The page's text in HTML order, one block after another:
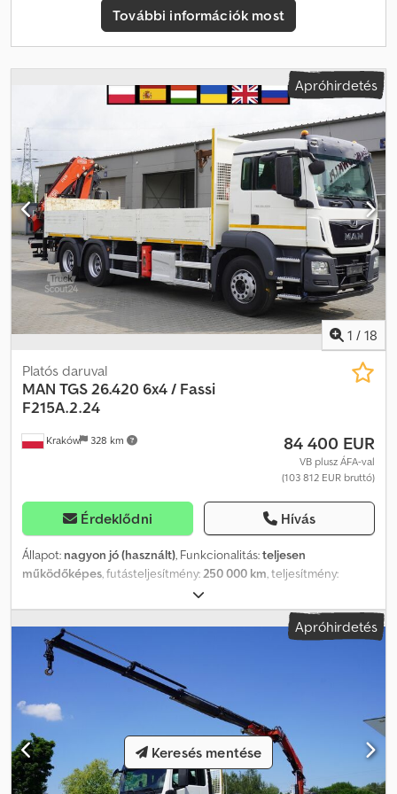
Dcjdpfxezrw Sxo Af Rsk Plató Hossza 670 cm Nappali kabin
Légkondicionáló Automata sebességváltó Rádió Tolatókamera
Differenciálzár Tempomat Az autót egy MAN szalonban vásárolták
További információk most
Apróhirdetés
1 / 18
Kraków 328 km
Platós daruval
MAN TGS 26.420 6x4 / Fassi
F215A.2.24
84 400 EUR
VB plusz ÁFA-val
(103 812 EUR bruttó)
Érdeklődni Hívás
Állapot: nagyon jó (használt), Funkcionalitás:teljesen
működőképes, futásteljesítmény:250 000 km, teljesítmény:
, üzemanyagtípus:
kg, maximális teherbírás:10 590 kg, össztömeg:26 000 kg, szín:
fehér, vezetőfülke:nappali fülke, hajtástípus:automata,
kibocsátási osztály:
hossza:
6 720 mm, rakodótér szélesség:
570 mm, Gyártási év:
differenciálzár, légkondicionálás, tempomat, utánfutó vonófej
MAN TGS 26.420 6×4 / Fassi F215A.2.24 / Távirányító / Rotátor / 6,7 m
plató 2019-es év Futott 250 ezer km Műszaki adatok Össztömeg
26000 kg Súlya 15410 kg Terhelhetősége 10590 kg A motor
űrtartalma 12419 cc Teljesítmény 420 LE Euro 6 Adblue Hátsó
Apróhirdetés
Keresés mentése